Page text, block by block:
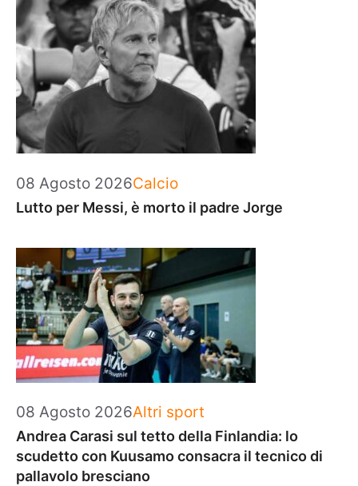
08 Agosto 2026Categorie
Calcio
Lutto per Messi, è morto il padre Jorge
08 Agosto 2026Categorie
Altri sport
Andrea Carasi sul tetto della Finlandia: lo
scudetto con Kuusamo consacra il tecnico di
pallavolo bresciano